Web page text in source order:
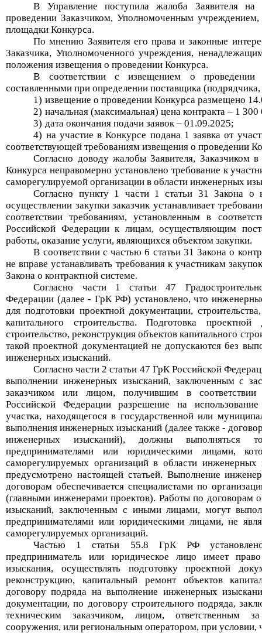
В Управление поступила жалоба Заявителя
проведении Заказчиком, Уполномоченным учреждением,
площадки Конкурса.
По мнению Заявителя его права и законные
Заказчика, Уполномоченного учреждения,
положения извещения о проведении Конкурса.
В соответствии сизвещением о
составленными при определении поставщика
1) извещение о проведении Конкурсаразмещено
2) начальная (максимальная) цена контракта – 1 300
3) дата окончания подачи заявок – 01.09.2025;
4) на участие в Конкурсе подана 1 заявка от
соответствующей требованиям извещения о проведении
Согласно доводу жалобы Заявителя, Заказчиком
Конкурса неправомерно установлено требование к
саморегулируемой организации в области инженерных
Согласно пункту 1 части 1 статьи 31 Закона о
осуществлении закупки заказчик устанавливает
соответствии требованиям, установленным в
Российской Федерации к лицам, осуществляющим
работы, оказание услуги, являющихся объектом закупки.
В соответствии с частью 6 статьи 31 Закона о
не вправе устанавливать требования к участникам
Закона о контрактной системе.
Согласно части 1 статьи 47
Федерации (далее - ГрКРФ) установлено, что и
для подготовки проектной документации,
капитального строительства. Подготовка
строительство, реконструкция объектов капитального
такой проектной документацией не допускаются без
инженерных изысканий.
Согласно части 2 статьи 47 ГрКРоссийской
выполнении инженерных изысканий, заключенным с
заказчиком или лицом, получившим в
Российской Федерации разрешение на
участка, находящегося в государственной или
выполнения инженерных изысканий (далее также -
инженерных изысканий), должны выполняться
предпринимателями или юридическими лицами,
саморегулируемых организаций в области
предусмотрено настоящей статьей. Выполнение
договорам обеспечивается специалистами по
(главными инженерами проектов). Работы по договорам
изысканий, заключенным с иными лицами, могут
предпринимателями или юридическими лицами, не
саморегулируемых организаций.
Частью 1 статьи 55.8 ГрКРФ
предприниматель или юридическое лицо имеет
изыскания, осуществлять подготовку проектной
реконструкцию, капитальный ремонт объектов
договору подряда на выполнение инженерных
документации, по договору строительного подряда,
техническим заказчиком, лицом, ответственным
сооружения, или региональным оператором, при условии,